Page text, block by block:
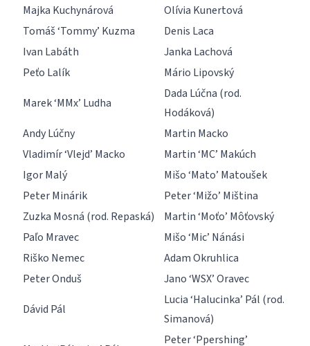
Majka Kuchynárová
Olívia Kunertová
Tomáš ‘Tommy’ Kuzma
Denis Laca
Ivan Labáth
Janka Lachová
Peťo Lalík
Mário Lipovský
Marek ‘MMx’ Ludha
Dada Lúčna (rod.
Hodáková)
Andy Lúčny
Martin Macko
Vladimír ‘Vlejd’ Macko
Martin ‘MC’ Makúch
Igor Malý
Mišo ‘Mato’ Matoušek
Peter Minárik
Peter ‘Mižo’ Miština
Zuzka Mosná (rod. Repaská)
Martin ‘Moťo’ Môťovský
Paľo Mravec
Mišo ‘Mic’ Nánási
Riško Nemec
Adam Okruhlica
Peter Onduš
Jano ‘WSX’ Oravec
Dávid Pál
Lucia ‘Halucinka’ Pál (rod.
Simanová)
Peter ‘Ppershing’